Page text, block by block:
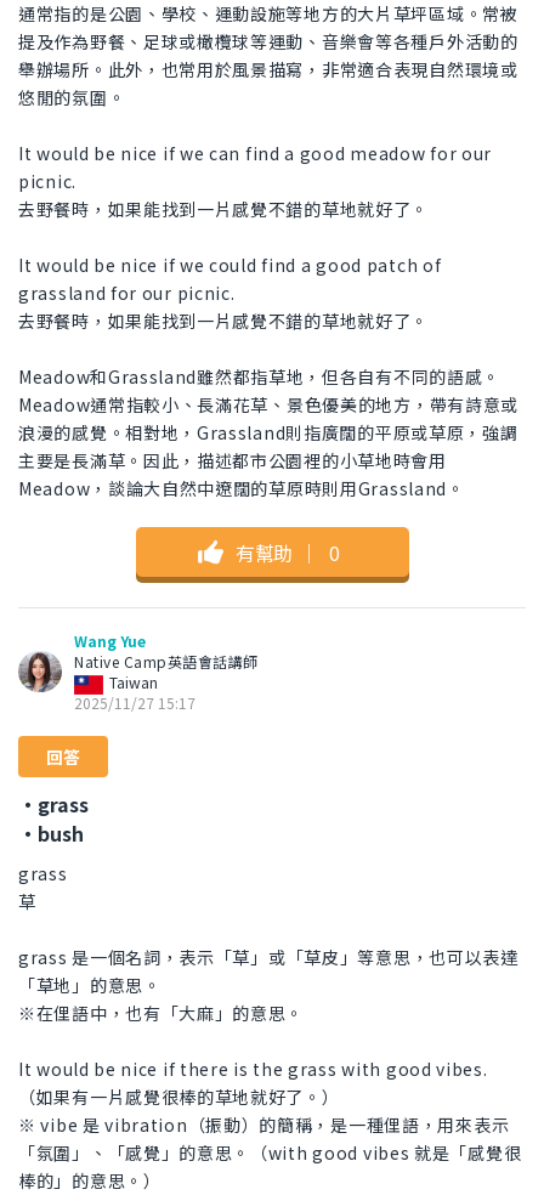
通常指的是公園、學校、運動設施等地方的大片草坪區域。常被
提及作為野餐、足球或橄欖球等運動、音樂會等各種戶外活動的
舉辦場所。此外，也常用於風景描寫，非常適合表現自然環境或
悠閒的氛圍。
It would be nice if we can find a good meadow for our
picnic.
去野餐時，如果能找到一片感覺不錯的草地就好了。
It would be nice if we could find a good patch of
grassland for our picnic.
去野餐時，如果能找到一片感覺不錯的草地就好了。
Meadow和Grassland雖然都指草地，但各自有不同的語感。
Meadow通常指較小、長滿花草、景色優美的地方，帶有詩意或
浪漫的感覺。相對地，Grassland則指廣闊的平原或草原，強調
主要是長滿草。因此，描述都市公園裡的小草地時會用
Meadow，談論大自然中遼闊的草原時則用Grassland。
有幫助 ｜ 0
Wang Yue
Native Camp英語會話講師
Taiwan
2025/11/27 15:17
回答
・grass
・bush
grass
草
grass 是一個名詞，表示「草」或「草皮」等意思，也可以表達
「草地」的意思。
※在俚語中，也有「大麻」的意思。
It would be nice if there is the grass with good vibes.
（如果有一片感覺很棒的草地就好了。）
※ vibe 是 vibration（振動）的簡稱，是一種俚語，用來表示
「氛圍」、「感覺」的意思。（with good vibes 就是「感覺很
棒的」的意思。）